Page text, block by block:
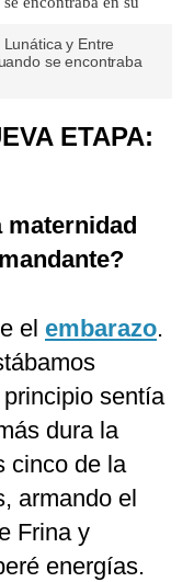
y Entre
se encontraba
ETAPA:
maternidad
el embarazo.
sentía
dura la
cinco de la
armando el
Frina y
energías.